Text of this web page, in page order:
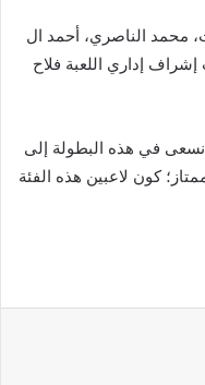
محمد الناصري، أحمد ال
إداري اللعبة فلاح
نسعى في هذه البطولة إلى
كون لاعبين هذه الفئة